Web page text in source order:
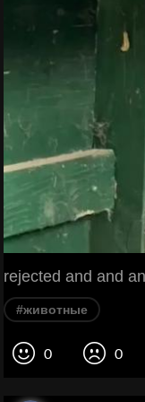
rejected and and
#животные
0 0